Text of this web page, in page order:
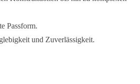
Passform.
und Zuverlässigkeit.